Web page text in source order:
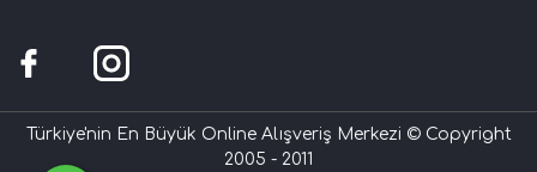
Türkiye'nin En Büyük Online Alışveriş Merkezi © Copyright
2005 - 2011